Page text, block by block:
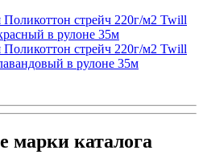
Поликоттон стрейч 220г/м2 Twill
в рулоне 35м
Поликоттон стрейч 220г/м2 Twill
в рулоне 35м
марки каталога